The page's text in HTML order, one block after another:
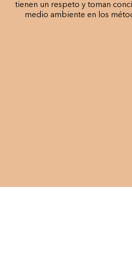
tienen un respeto y toman
medio ambiente en los